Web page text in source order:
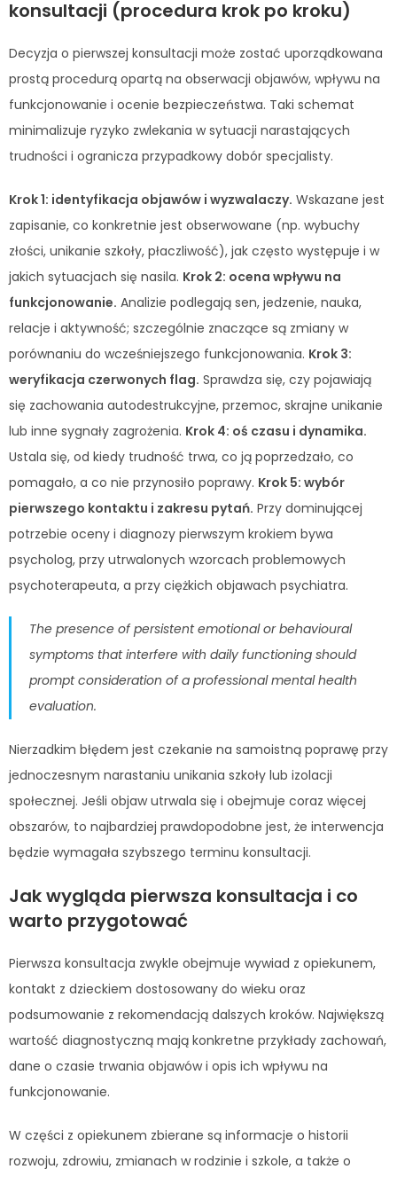
konsultacji (procedura krok po kroku)
Decyzja o pierwszej konsultacji może zostać uporządkowana
prostą procedurą opartą na obserwacji objawów, wpływu na
funkcjonowanie i ocenie bezpieczeństwa. Taki schemat
minimalizuje ryzyko zwlekania w sytuacji narastających
trudności i ogranicza przypadkowy dobór specjalisty.
Krok 1: identyfikacja objawów i wyzwalaczy. Wskazane jest
zapisanie, co konkretnie jest obserwowane (np. wybuchy
złości, unikanie szkoły, płaczliwość), jak często występuje i w
jakich sytuacjach się nasila. Krok 2: ocena wpływu na
funkcjonowanie. Analizie podlegają sen, jedzenie, nauka,
relacje i aktywność; szczególnie znaczące są zmiany w
porównaniu do wcześniejszego funkcjonowania. Krok 3:
weryfikacja czerwonych flag. Sprawdza się, czy pojawiają
się zachowania autodestrukcyjne, przemoc, skrajne unikanie
lub inne sygnały zagrożenia. Krok 4: oś czasu i dynamika.
Ustala się, od kiedy trudność trwa, co ją poprzedzało, co
pomagało, a co nie przynosiło poprawy. Krok 5: wybór
pierwszego kontaktu i zakresu pytań. Przy dominującej
potrzebie oceny i diagnozy pierwszym krokiem bywa
psycholog, przy utrwalonych wzorcach problemowych
psychoterapeuta, a przy ciężkich objawach psychiatra.
The presence of persistent emotional or behavioural
symptoms that interfere with daily functioning should
prompt consideration of a professional mental health
evaluation.
Nierzadkim błędem jest czekanie na samoistną poprawę przy
jednoczesnym narastaniu unikania szkoły lub izolacji
społecznej. Jeśli objaw utrwala się i obejmuje coraz więcej
obszarów, to najbardziej prawdopodobne jest, że interwencja
będzie wymagała szybszego terminu konsultacji.
Jak wygląda pierwsza konsultacja i co
warto przygotować
Pierwsza konsultacja zwykle obejmuje wywiad z opiekunem,
kontakt z dzieckiem dostosowany do wieku oraz
podsumowanie z rekomendacją dalszych kroków. Największą
wartość diagnostyczną mają konkretne przykłady zachowań,
dane o czasie trwania objawów i opis ich wpływu na
funkcjonowanie.
W części z opiekunem zbierane są informacje o historii
rozwoju, zdrowiu, zmianach w rodzinie i szkole, a także o